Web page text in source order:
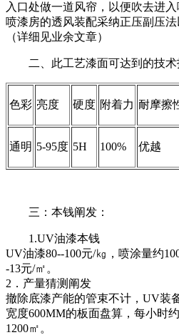
入口处做一道风帘，以便吹去进
喷漆房的透风装配采纳正压副压法
（详细见业余文章）
二、此工艺漆面可达到的技术
色彩 亮度 硬度 附着力 耐摩擦
通明 5-95度 5H 100% 优越
三：本钱阐发：
1.UV油漆本钱
UV油漆80--100元/㎏，喷涂量约
-13元/㎡。
2．产量猜测阐发
撤除底漆产能的管束不计，UV装
宽度600MM的板面盘算，每小时
1200㎡。